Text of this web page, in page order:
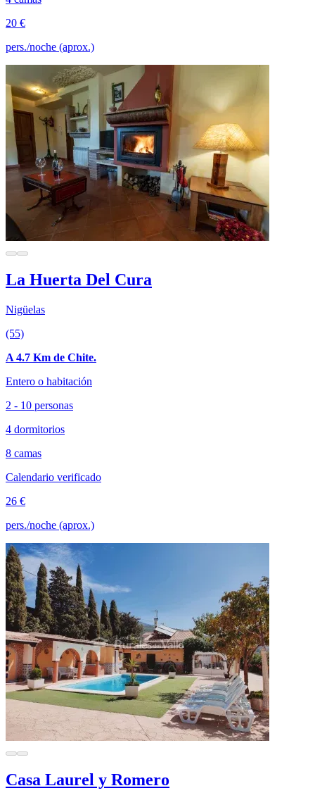
20 €
pers./noche (aprox.)
La Huerta Del Cura
Nigüelas
(55)
A 4.7 Km de Chite.
Entero o habitación
2 - 10 personas
4 dormitorios
8 camas
Calendario verificado
26 €
pers./noche (aprox.)
Casa Laurel y Romero